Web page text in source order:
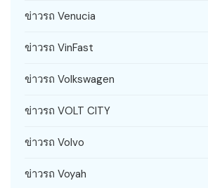
ข่าวรถ Venucia
ข่าวรถ VinFast
ข่าวรถ Volkswagen
ข่าวรถ VOLT CITY
ข่าวรถ Volvo
ข่าวรถ Voyah